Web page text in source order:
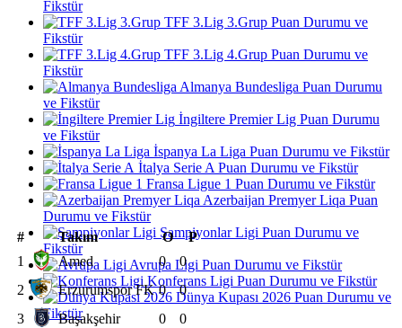
Fikstür
TFF 3.Lig 3.Grup Puan Durumu ve
Fikstür
TFF 3.Lig 4.Grup Puan Durumu ve
Fikstür
Almanya Bundesliga Puan Durumu
ve Fikstür
İngiltere Premier Lig Puan Durumu
ve Fikstür
İspanya La Liga Puan Durumu ve Fikstür
İtalya Serie A Puan Durumu ve Fikstür
Fransa Ligue 1 Puan Durumu ve Fikstür
Azerbaijan Premyer Liqa Puan
Durumu ve Fikstür
Şampiyonlar Ligi Puan Durumu ve
Fikstür
Avrupa Ligi Puan Durumu ve Fikstür
Konferans Ligi Puan Durumu ve Fikstür
Dünya Kupası 2026 Puan Durumu ve
Fikstür
# Takım O
P
1
Amed 0
0
2
Erzurumspor FK 0
0
3
Başakşehir 0
0